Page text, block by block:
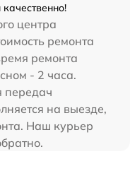
центра
ремонта
ремонта
- 2 часа.
передач
на выезде,
Наш курьер